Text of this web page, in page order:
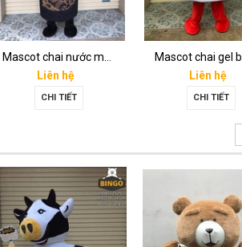
Mascot chai nước mắm Hoàng Gia
Liên hệ
CHI TIẾT
Liên hệ
CHI TIẾT